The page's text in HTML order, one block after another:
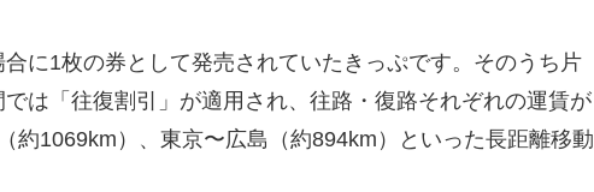
に1枚の券として発売されていたきっぷです。そのうち片
は「往復割引」が適用され、往路・復路それぞれの運賃が
約1069km）、東京〜広島（約894km）といった長距離移動